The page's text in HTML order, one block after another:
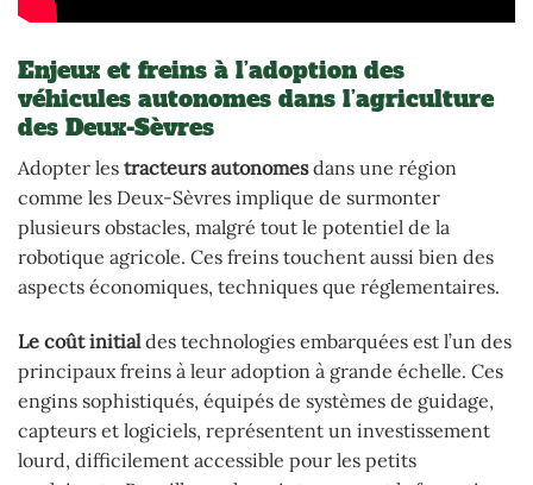
Enjeux et freins à l’adoption des
véhicules autonomes dans l’agriculture
des Deux-Sèvres
Adopter les tracteurs autonomesdans une région
comme les Deux-Sèvres implique de surmonter
plusieurs obstacles, malgré tout le potentiel de la
robotique agricole. Ces freins touchent aussi bien des
aspects économiques, techniques que réglementaires.
Le coût initialdes technologies embarquées est l’un des
principaux freins à leur adoption à grande échelle. Ces
engins sophistiqués, équipés de systèmes de guidage,
capteurs et logiciels, représentent un investissement
lourd, difficilement accessible pour les petits